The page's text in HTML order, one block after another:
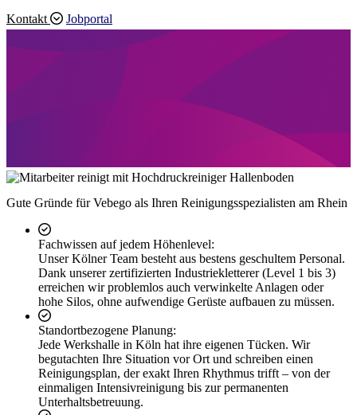
Kontakt
Jobportal
Gute Gründe für Vebego als Ihren Reinigungsspezialisten am Rhein
Fachwissen auf jedem Höhenlevel:
Unser Kölner Team besteht aus bestens geschultem Personal.
Dank unserer zertifizierten Industriekletterer (Level 1 bis 3)
erreichen wir problemlos auch verwinkelte Anlagen oder
hohe Silos, ohne aufwendige Gerüste aufbauen zu müssen.
Standortbezogene Planung:
Jede Werkshalle in Köln hat ihre eigenen Tücken. Wir
begutachten Ihre Situation vor Ort und schreiben einen
Reinigungsplan, der exakt Ihren Rhythmus trifft – von der
einmaligen Intensivreinigung bis zur permanenten
Unterhaltsbetreuung.